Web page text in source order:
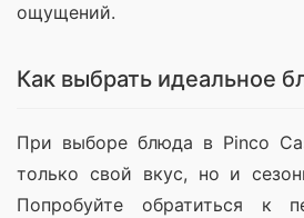
ощущений.
Как выбрать идеальное
При выборе блюда в Pinco
только свой вкус, но и
Попробуйте обратиться к